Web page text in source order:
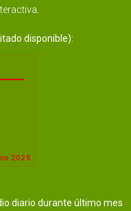
disponible):
diario durante último mes